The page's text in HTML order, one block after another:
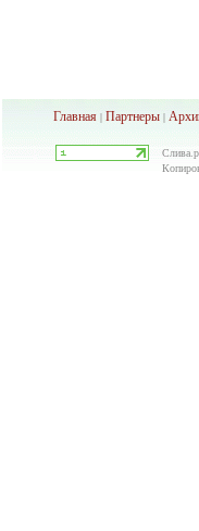
Главная| Партнеры|